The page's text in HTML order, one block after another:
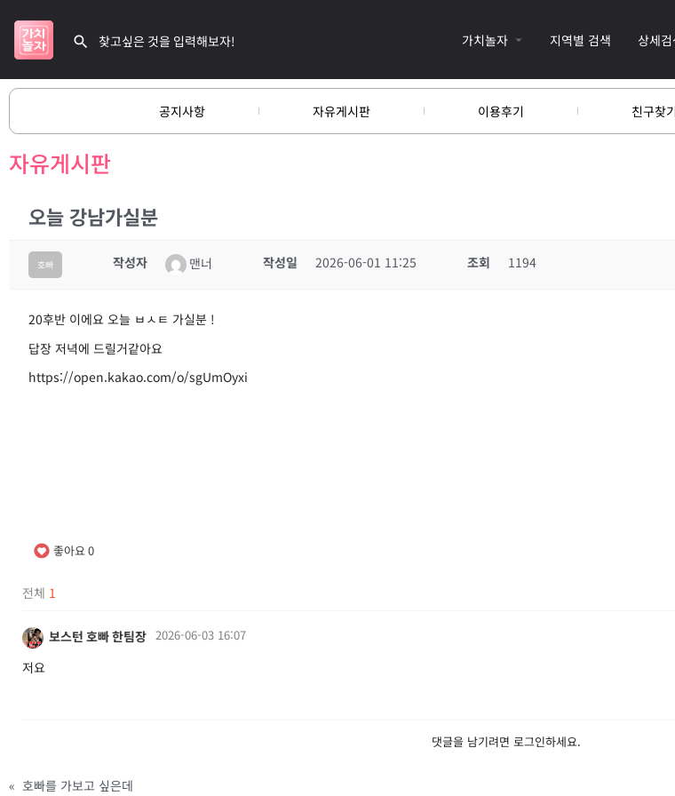
가치놀자 지역별 검색 상세검
공지사항 자유게시판 이용후기 친구찾기
자유게시판
오늘 강남가실분
호빠 작성자 맨너 작성일 2026-06-01 11:25 조회 1194
20후반 이에요 오늘 ㅂㅅㅌ 가실분 !
답장 저녁에 드릴거같아요
https://open.kakao.com/o/sgUmOyxi
좋아요0
전체 1
보스턴 호빠 한팀장 2026-06-03 16:07
저요
댓글을 남기려면 로그인하세요.
« 호빠를 가보고 싶은데